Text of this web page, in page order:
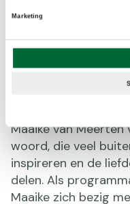
Marketing
Op Instagram kun
ligt de nadruk
wordt, dan op het
zegt meer dan
Instagram wel op.
magazine komen
Maaike van Meerten
woord, die veel
inspireren en de
delen. Als
Maaike zich bezig